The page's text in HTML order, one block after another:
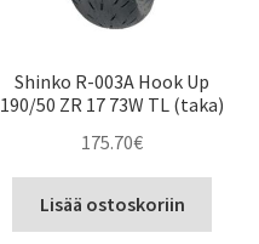
Shinko R-003A Hook Up
190/50 ZR 17 73W TL (taka)
175.70€
Lisää ostoskoriin